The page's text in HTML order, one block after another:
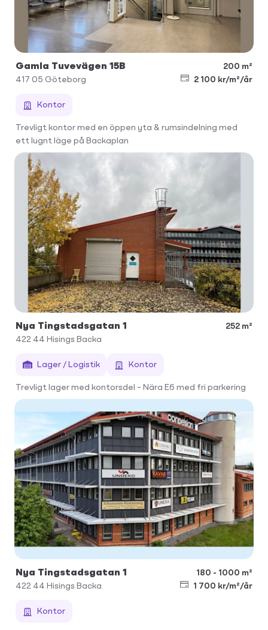
Gamla Tuvevägen 15B
200 m²
417 05 Göteborg 2 100 kr/m²/år
Kontor
Trevligt kontor med en öppen yta & rumsindelning med
ett lugnt läge på Backaplan
Nya Tingstadsgatan 1
252 m²
422 44 Hisings Backa
Lager / Logistik Kontor
Trevligt lager med kontorsdel – Nära E6 med fri parkering
Nya Tingstadsgatan 1
180 - 1000 m²
422 44 Hisings Backa 1 700 kr/m²/år
Kontor